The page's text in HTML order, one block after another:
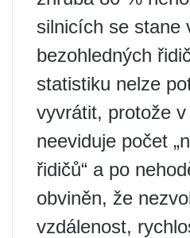
silnicích se stane
bezohledných
statistiku nelze
vyvrátit, protože
neeviduje počet
řidičů“ a po
obviněn, že
vzdálenost,